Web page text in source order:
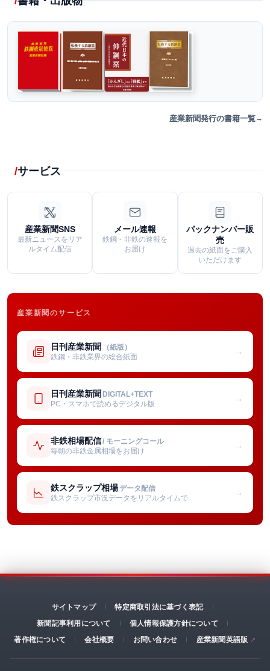
産業新聞発行の書籍一覧
サービス
産業新聞SNS
最新ニュースをリア
ルタイム配信
メール速報
鉄鋼・非鉄の速報を
お届け
バックナンバー販
売
過去の紙面をご購入
いただけます
産業新聞のサービス
日刊産業新聞 （紙版）
鉄鋼・非鉄業界の総合紙面
→
日刊産業新聞 DIGITAL+TEXT
PC・スマホで読めるデジタル版
→
非鉄相場配信/ モーニングコール
毎朝の非鉄金属相場をお届け
→
鉄スクラップ相場 データ配信
鉄スクラップ市況データをリアルタイムで
→
サイトマップ
特定商取引法に基づく表記
新聞記事利用について
個人情報保護方針について
著作権について
会社概要 お問い合わせ 産業新聞英語版